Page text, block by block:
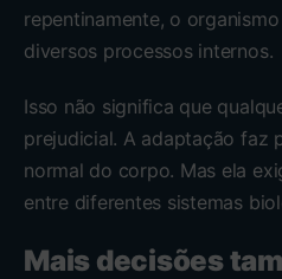
repentinamente, o
diversos processos internos.
Isso não significa que
prejudicial. A adaptação faz
normal do corpo. Mas ela
entre diferentes sistemas
Mais decisões